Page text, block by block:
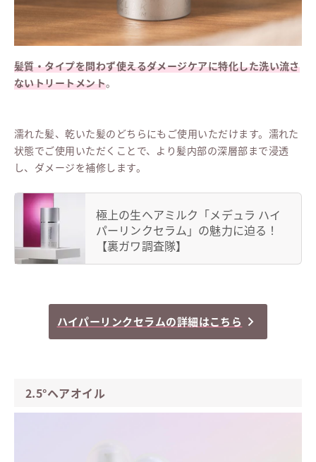
髪質・タイプを問わず使えるダメージケアに特化した洗い流さ
ないトリートメント。
濡れた髪、乾いた髪のどちらにもご使用いただけます。濡れた
状態でご使用いただくことで、より髪内部の深層部まで浸透
し、ダメージを補修します。
極上の生ヘアミルク「メデュラ ハイ
パーリンクセラム」の魅力に迫る！
【裏ガワ調査隊】
ハイパーリンクセラムの詳細はこちら
2.5°ヘアオイル